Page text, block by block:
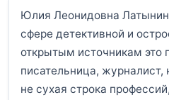
Юлия Леонидовна
сфере детективной и
открытым источникам это
писательница, журналист,
не сухая строка